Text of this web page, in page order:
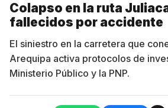
Colapso en la ruta
fallecidos por accidente
El siniestro en la carretera que
Arequipa activa protocolos de
Ministerio Público y la PNP.